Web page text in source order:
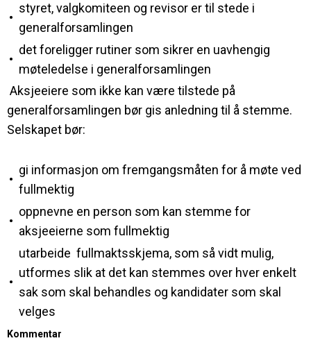
•
styret, valgkomiteen og revisor er til stede i
generalforsamlingen
•
det foreligger rutiner som sikrer en uavhengig
møteledelse i generalforsamlingen
Aksjeeiere som ikke kan være tilstede på
generalforsamlingen bør gis anledning til å stemme.
Selskapet bør:
•
gi informasjon om fremgangsmåten for å møte ved
fullmektig
•
oppnevne en person som kan stemme for
aksjeeierne som fullmektig
•
utarbeide fullmaktsskjema, som så vidt mulig,
utformes slik at det kan stemmes over hver enkelt
sak som skal behandles og kandidater som skal
velges
Kommentar